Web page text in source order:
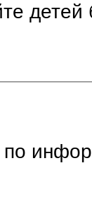
детей